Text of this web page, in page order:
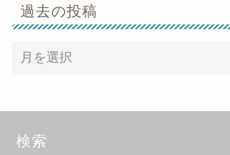
過去の投稿
検索